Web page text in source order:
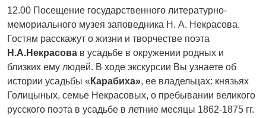
12.00 Посещение государственного литературно-
мемориального музея заповедника Н. А. Некрасова.
Гостям расскажут о жизни и творчестве поэта
Н.А.Некрасова в усадьбе в окружении родных и
близких ему людей. В ходе экскурсии Вы узнаете об
истории усадьбы « Карабиха», ее владельцах: князьях
Голицыных, семье Некрасовых, о пребывании великого
русского поэта в усадьбе в летние месяцы 1862-1875 гг.